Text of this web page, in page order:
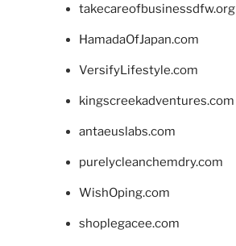
takecareofbusinessdfw.org
HamadaOfJapan.com
VersifyLifestyle.com
kingscreekadventures.com
antaeuslabs.com
purelycleanchemdry.com
WishOping.com
shoplegacee.com